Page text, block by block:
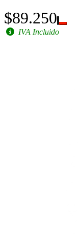
$89.250
IVA Incluido